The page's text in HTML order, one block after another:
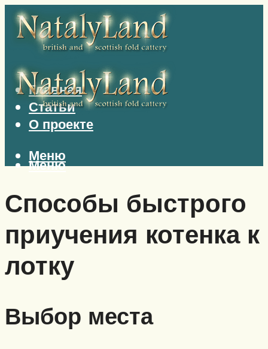
Главная
Статьи
О проекте
Меню
Меню
Способы быстрого
приучения котенка к
лотку
Выбор места